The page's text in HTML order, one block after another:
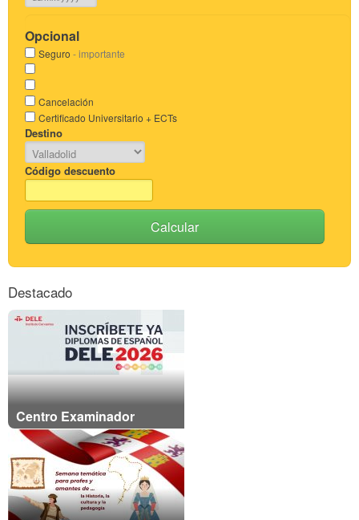
Opcional
Seguro - importante
Cancelación
Certificado Universitario + ECTs
Destino
Código descuento
Calcular
Destacado
Centro Examinador